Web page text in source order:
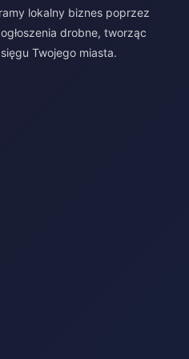
lokalny biznes poprzez
drobne, tworząc
Twojego miasta.